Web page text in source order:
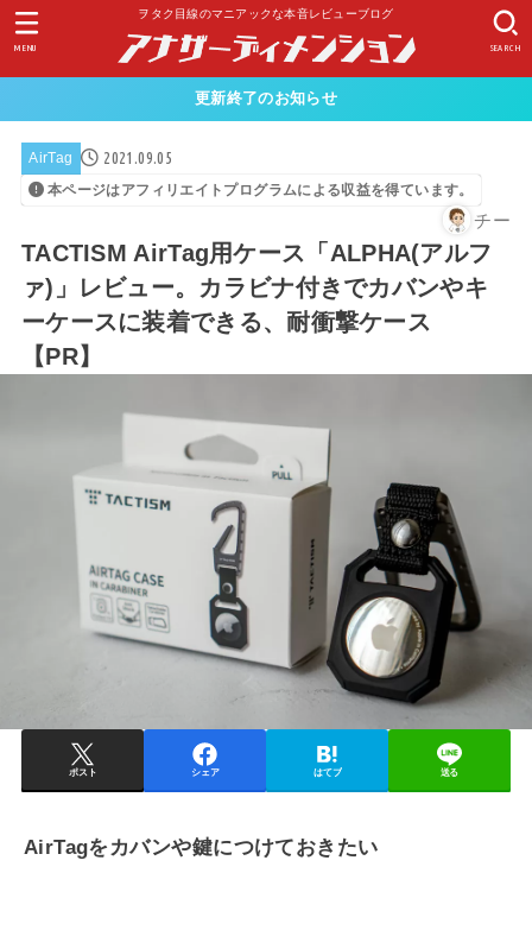
ヲタク目線のマニアックな本音レビューブログ
SEARCH
MENU
更新終了のお知らせ
AirTag 2021.09.05
本ページはアフィリエイトプログラムによる収益を得ています。
チー
TACTISM AirTag用ケース「ALPHA(アルフ
ァ)」レビュー。カラビナ付きでカバンやキ
ーケースに装着できる、耐衝撃ケース
【PR】
ポスト シェア はてブ 送る
AirTagをカバンや鍵につけておきたい